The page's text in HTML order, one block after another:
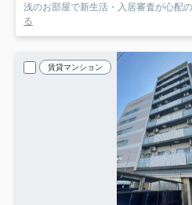
浅のお部屋で新生活・入居審査が心配
る
賃貸マンション